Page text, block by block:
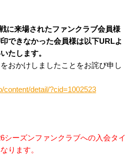
に来場されたファンクラブ会員様
できなかった会員様は以下URLよ
たします。
おかけしましたことをお詫び申し
content/detail/?cid=1002523
シーズンファンクラブへの入会タイ
ります。